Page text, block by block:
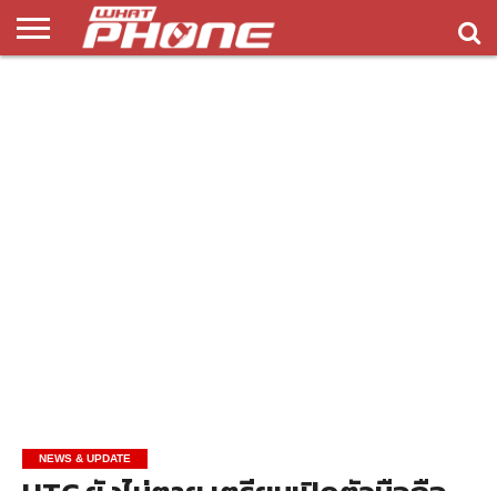
NEWS & UPDATE